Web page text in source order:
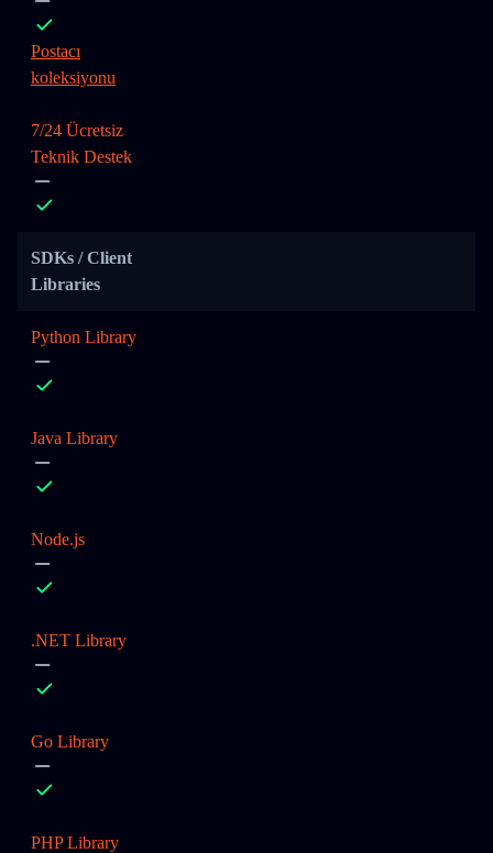
Postacı
koleksiyonu
7/24 Ücretsiz
Teknik Destek
SDKs / Client
Libraries
Python Library
Java Library
Node.js
.NET Library
Go Library
PHP Library